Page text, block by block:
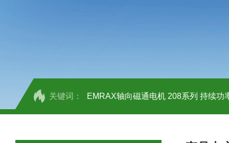
关键词： EMRAX轴向磁通电机 208系列 持续功